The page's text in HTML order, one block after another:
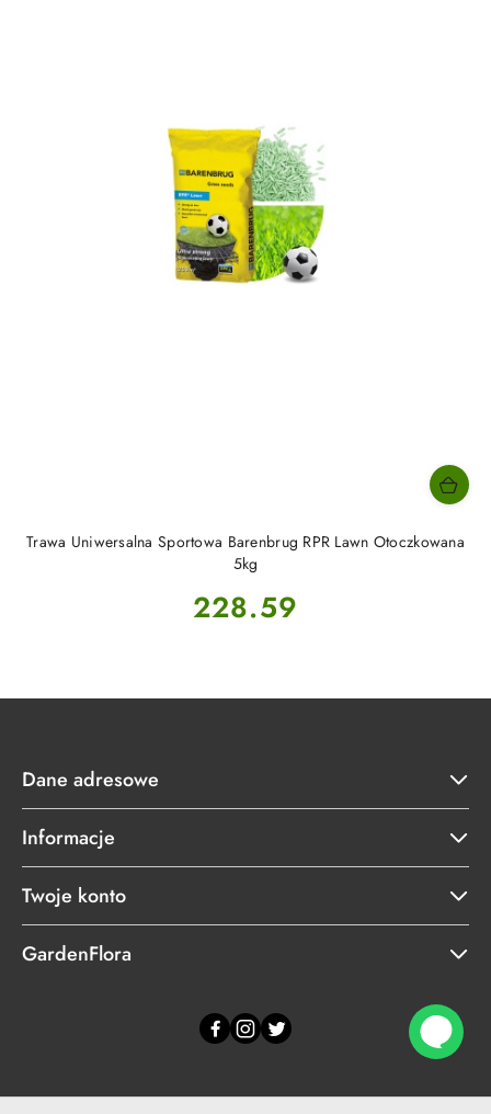
Trawa Uniwersalna Sportowa Barenbrug RPR Lawn Otoczkowana
5kg
Cena:
228.59
Dane adresowe
Informacje
Twoje konto
GardenFlora